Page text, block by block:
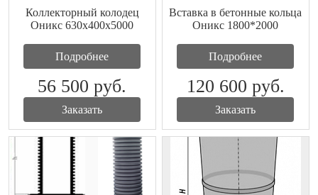
Коллекторный колодец
Оникс 630х400x5000
Подробнее
56 500 руб.
Заказать
Вставка в бетонные кольца
Оникс 1800*2000
Подробнее
120 600 руб.
Заказать